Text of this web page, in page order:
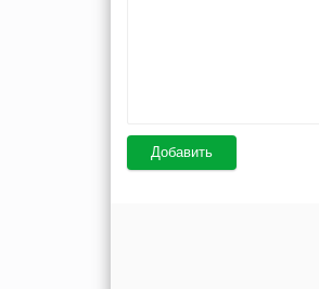
Добавить